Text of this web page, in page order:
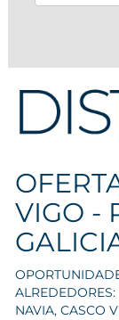
VIGO -
NAVIA, CASCO